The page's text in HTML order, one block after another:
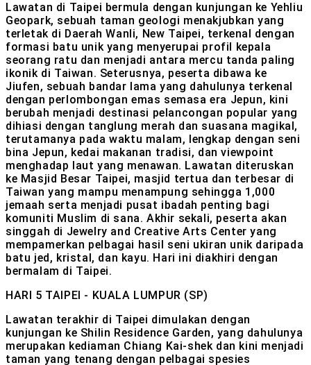
Lawatan di Taipei bermula dengan kunjungan ke Yehliu
Geopark, sebuah taman geologi menakjubkan yang
terletak di Daerah Wanli, New Taipei, terkenal dengan
formasi batu unik yang menyerupai profil kepala
seorang ratu dan menjadi antara mercu tanda paling
ikonik di Taiwan. Seterusnya, peserta dibawa ke
Jiufen, sebuah bandar lama yang dahulunya terkenal
dengan perlombongan emas semasa era Jepun, kini
berubah menjadi destinasi pelancongan popular yang
dihiasi dengan tanglung merah dan suasana magikal,
terutamanya pada waktu malam, lengkap dengan seni
bina Jepun, kedai makanan tradisi, dan viewpoint
menghadap laut yang menawan. Lawatan diteruskan
ke Masjid Besar Taipei, masjid tertua dan terbesar di
Taiwan yang mampu menampung sehingga 1,000
jemaah serta menjadi pusat ibadah penting bagi
komuniti Muslim di sana. Akhir sekali, peserta akan
singgah di Jewelry and Creative Arts Center yang
mempamerkan pelbagai hasil seni ukiran unik daripada
batu jed, kristal, dan kayu. Hari ini diakhiri dengan
bermalam di Taipei.
HARI 5 TAIPEI - KUALA LUMPUR (SP)
Lawatan terakhir di Taipei dimulakan dengan
kunjungan ke Shilin Residence Garden, yang dahulunya
merupakan kediaman Chiang Kai-shek dan kini menjadi
taman yang tenang dengan pelbagai spesies